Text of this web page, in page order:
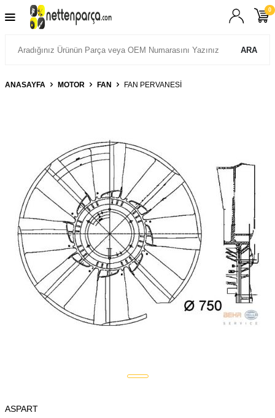
ARA
0
ANASAYFA MOTOR FAN FAN PERVANESI
ASPART